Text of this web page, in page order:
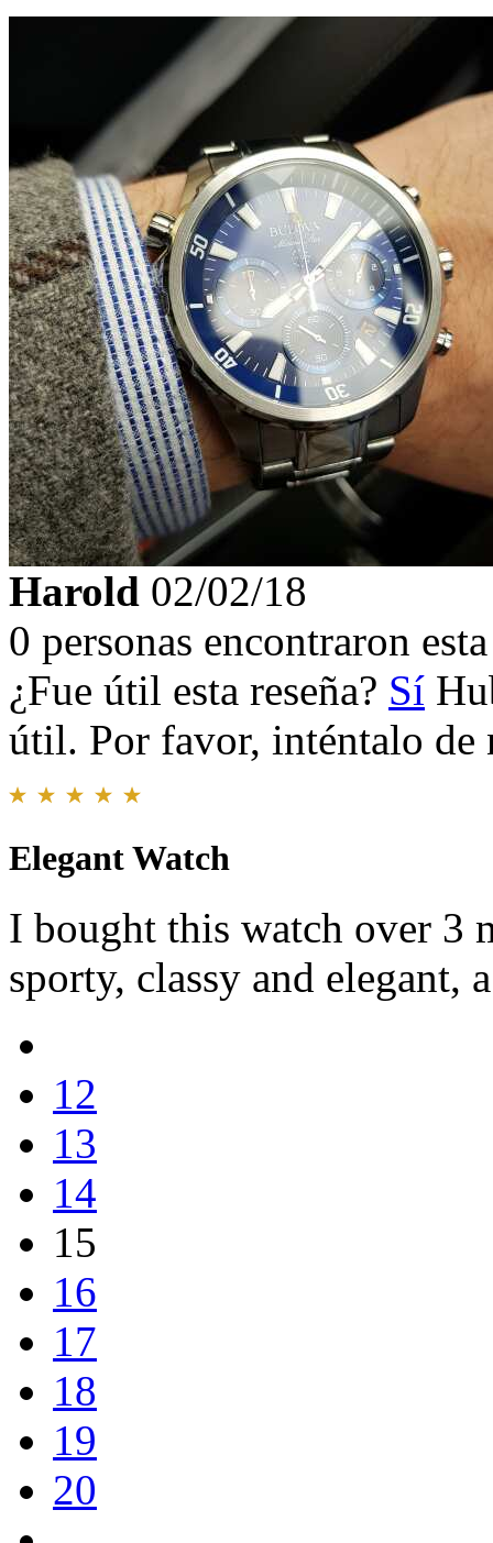
Harold 02/02/18
0 personas encontraron
¿Fue útil esta reseña? Sí
útil. Por favor, inténtalo de
Elegant Watch
I bought this watch over 3
sporty, classy and elegant,
12
13
14
15
16
17
18
19
20